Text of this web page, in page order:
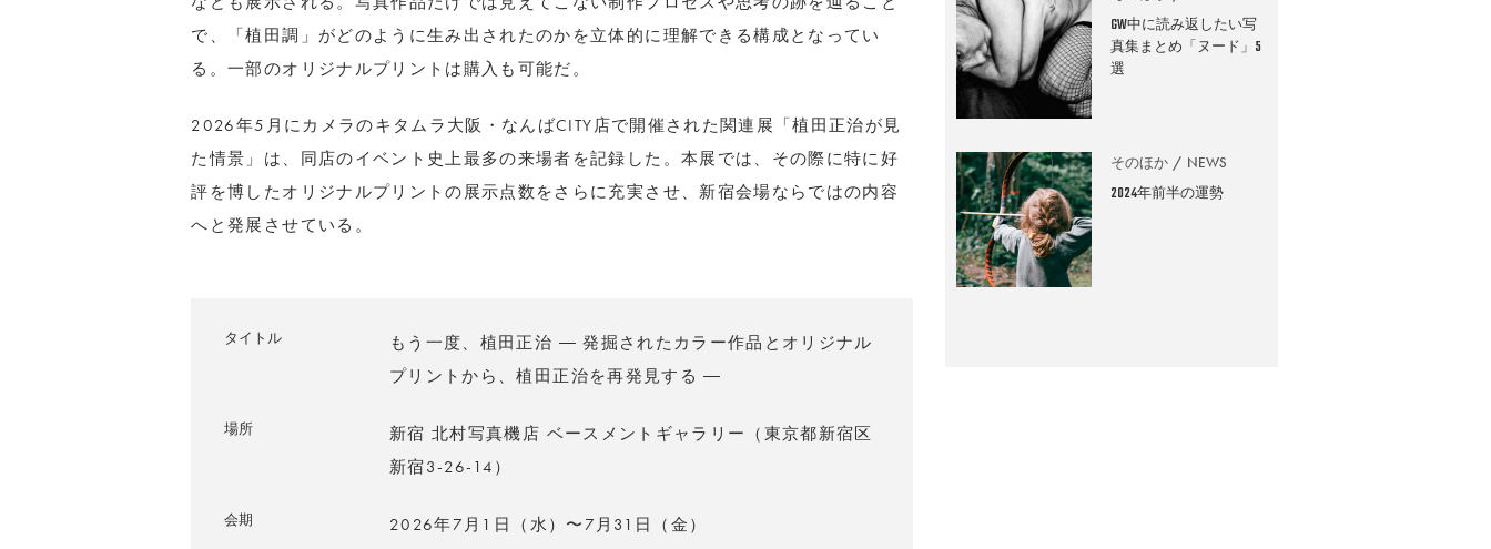
で、「植田調」がどのように生み出されたのかを立体的に理解できる構成となってい
る。一部のオリジナルプリントは購入も可能だ。
2026年5月にカメラのキタムラ大阪・なんばCITY店で開催された関連展「植田正治が見
た情景」は、同店のイベント史上最多の来場者を記録した。本展では、その際に特に好
評を博したオリジナルプリントの展示点数をさらに充実させ、新宿会場ならではの内容
へと発展させている。
タイトル
もう一度、植田正治 ― 発掘されたカラー作品とオリジナル
プリントから、植田正治を再発見する ―
場所
新宿 北村写真機店 ベースメントギャラリー（東京都新宿区
新宿3-26-14）
会期 2026年7月1日（水）〜7月31日（金）
GW中に読み返したい写
真集まとめ「ヌード」5
選
そのほか NEWS
2024年前半の運勢